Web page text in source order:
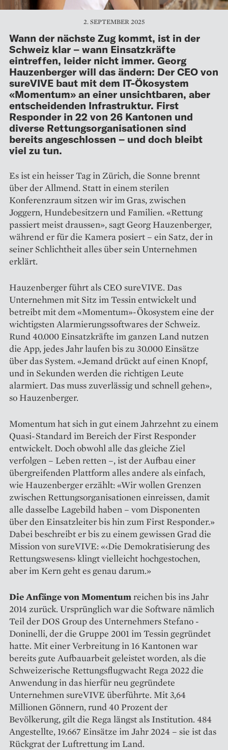
2. SEPTEMBER 2025
Wann der nächste Zug kommt, ist in der
Schweiz klar – wann Einsatzkräfte
eintreffen, leider nicht immer. Georg
Hauzenberger will das ändern: Der CEO von
sureVIVE baut mit dem IT-Ökosystem
«Momentum» an einer unsichtbaren, aber
entscheidenden Infrastruktur. First
Responder in 22 von 26 Kantonen und
diverse Rettungsorganisationen sind
bereits angeschlossen – und doch bleibt
viel zu tun.
Es ist ein heisser Tag in Zürich, die Sonne brennt
über der Allmend. Statt in einem sterilen
Konferenzraum sitzen wir im Gras, zwischen
Joggern, Hundebesitzern und Familien. «Rettung
passiert meist draussen», sagt Georg Hauzenberger,
während er für die Kamera posiert – ein Satz, der in
seiner Schlichtheit alles über sein Unternehmen
erklärt.
Hauzenberger führt als CEO ­sureVIVE. Das
Unternehmen mit Sitz im Tessin entwickelt und
betreibt mit dem «Momentum»-Ökosystem eine der
wichtigsten Alarmierungssoftwares der Schweiz.
Rund 40.000 Einsatzkräfte im ganzen Land nutzen
die App, jedes Jahr laufen bis zu 30.000 Einsätze
über das System. «Jemand drückt auf einen Knopf,
und in Sekunden werden die richtigen Leute
alarmiert. Das muss zuverlässig und schnell gehen»,
so Hauzenberger.
Momentum hat sich in gut einem Jahrzehnt zu einem
Quasi-Standard im Bereich der First Responder
entwickelt. Doch obwohl alle das gleiche Ziel
verfolgen – Leben retten –, ist der Aufbau einer
übergreifenden Plattform alles andere als einfach,
wie Hauzenberger erzählt: «Wir wollen Grenzen
zwischen Rettungs­organisationen einreissen, damit
alle dasselbe Lagebild haben – vom Disponenten
über den Einsatzleiter bis hin zum First Responder.»
Dabei beschreibt er bis zu einem gewissen Grad die
Mission von sureVIVE: «‹Die Demokratisierung des
Rettungs­wesens› klingt vielleicht hochgestochen,
aber im Kern geht es genau darum.»
Die Anfänge von Momentumreichen bis ins Jahr
2014 zurück. Ursprünglich war die Software nämlich
Teil der DOS Group des Unternehmers Stefano ­
Doninelli, der die Gruppe 2001 im Tessin gegründet
hatte. Mit einer Verbreitung in 16 Kantonen war
bereits gute Aufbauarbeit geleistet worden, als die
Schweizerische Rettungsflugwacht Rega 2022 die
Anwendung in das hierfür neu gegründete
Unternehmen sureVIVE überführte. Mit 3,64
Millionen Gönnern, rund 40 Prozent der
Bevölkerung, gilt die Rega längst als Institution. 484
Angestellte, 19.667 Einsätze im Jahr 2024 – sie ist das
Rückgrat der Luftrettung im Land.